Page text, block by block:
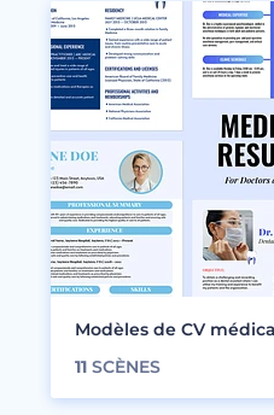
Modèles de CV
11 SCÈNES